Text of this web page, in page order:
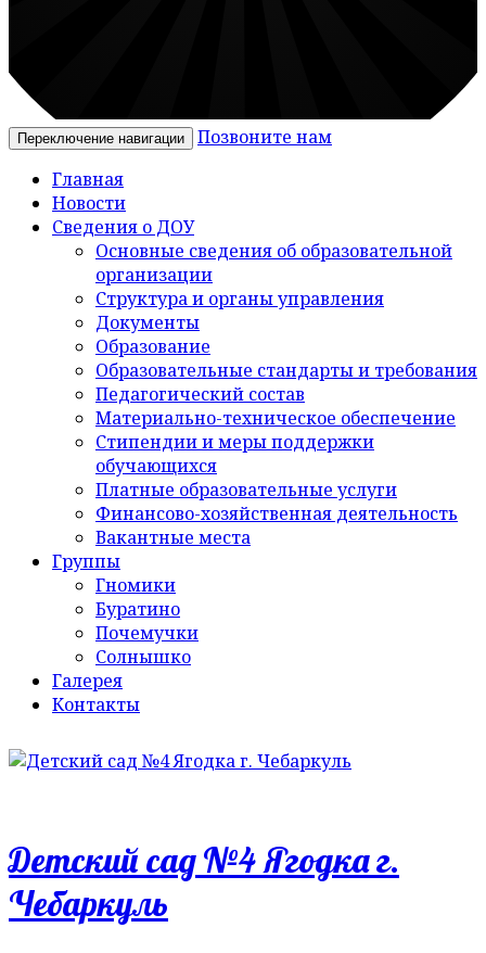
Переключение навигации
Позвоните нам
Главная
Новости
Сведения о ДОУ
Основные сведения об образовательной
организации
Структура и органы управления
Документы
Образование
Образовательные стандарты и требования
Педагогический состав
Материально-техническое обеспечение
Стипендии и меры поддержки
обучающихся
Платные образовательные услуги
Финансово-хозяйственная деятельность
Вакантные места
Группы
Гномики
Буратино
Почемучки
Солнышко
Галерея
Контакты
Детский сад №4 Ягодка г.
Чебаркуль